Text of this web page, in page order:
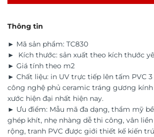
Thông tin
► Mã sản phẩm: TC830
► Kích thước: sản xuất theo kích thước
► Giá tính theo m2
► Chất liệu: in UV trực tiếp lên tấm PVC
công nghệ phủ ceramic tráng gương
xước hiện đại nhất hiện nay.
► Ưu điểm: Mẫu mã đa dạng, thẩm mỹ
ghép khít, nhẹ nhàng dễ thi công, vân
rộng, tranh PVC được giới thiết kế kiến